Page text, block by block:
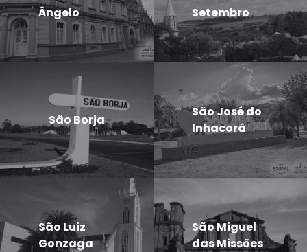
Ângelo
Setembro
São Borja
São José do
Inhacorá
São Luiz
Gonzaga
São Miguel
das Missões